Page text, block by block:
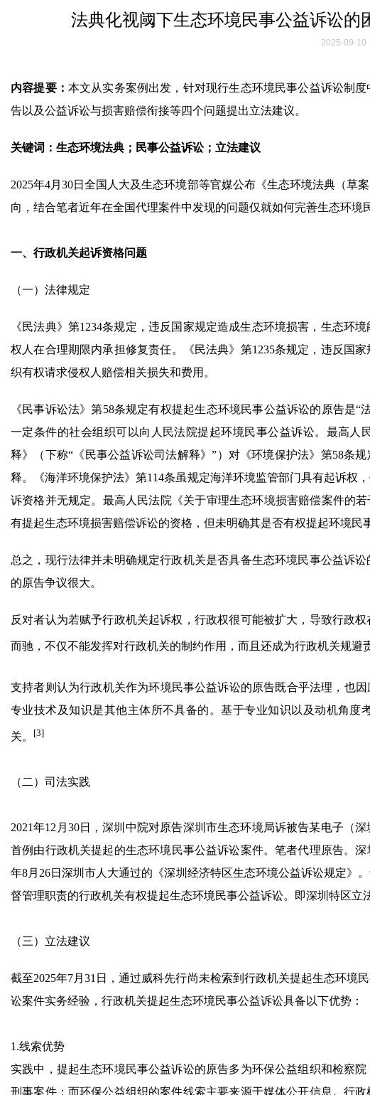
法典化视阈下生态环境民事公益诉讼
2025-09-10
内容提要： 本文从实务案例出发，针对现行生态环境民事公益诉讼制
告以及公益诉讼与损害赔偿衔接等四个问题提出立法建议。
关键词：生态环境法典；民事公益诉讼；立法建议
2025年4月30日全国人大及生态环境部等官媒公布《生态环境法典（草
向，结合笔者近年在全国代理案件中发现的问题仅就如何完善生态环境
一、行政机关起诉资格问题
（一）法律规定
《民法典》第1234条规定，违反国家规定造成生态环境损害，生态环
权人在合理期限内承担修复责任。《民法典》第1235条规定，违反国
织有权请求侵权人赔偿相关损失和费用。
《民事诉讼法》第58条规定有权提起生态环境民事公益诉讼的原告是
一定条件的社会组织可以向人民法院提起环境民事公益诉讼。最高
释》（下称“《民事公益诉讼司法解释》”）对《环境保护法》第58条
释。《海洋环境保护法》第114条虽规定海洋环境监管部门具有起诉权
诉资格并无规定。最高人民法院《关于审理生态环境损害赔偿案件的
有提起生态环境损害赔偿诉讼的资格，但未明确其是否有权提起环境民
总之，现行法律并未明确规定行政机关是否具备生态环境民事公益诉
的原告争议很大。
反对者认为若赋予行政机关起诉权，行政权很可能被扩大，导致行政
而驰，不仅不能发挥对行政机关的制约作用，而且还成为行政机关规避
支持者则认为行政机关作为环境民事公益诉讼的原告既合乎法理，也
专业技术及知识是其他主体所不具备的。基于专业知识以及动机角
关。 [3]
（二）司法实践
2021年12月30日，深圳中院对原告深圳市生态环境局诉被告某电子（
首例由行政机关提起的生态环境民事公益诉讼案件。笔者代理原告。
年8月26日深圳市人大通过的《深圳经济特区生态环境公益诉讼规定》
督管理职责的行政机关有权提起生态环境民事公益诉讼。即深圳特区立
（三）立法建议
截至2025年7月31日，通过威科先行尚未检索到行政机关提起生态环境
讼案件实务经验，行政机关提起生态环境民事公益诉讼具备以下优势：
1.线索优势
实践中，提起生态环境民事公益诉讼的原告多为环保公益组织和检察
刑事案件；而环保公益组织的案件线索主要来源于媒体公开信息。行